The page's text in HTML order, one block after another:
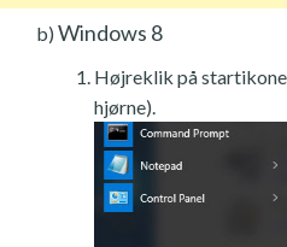
b) Windows 8
Højreklik på
hjørne).